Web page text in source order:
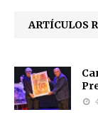
ARTÍCULOS